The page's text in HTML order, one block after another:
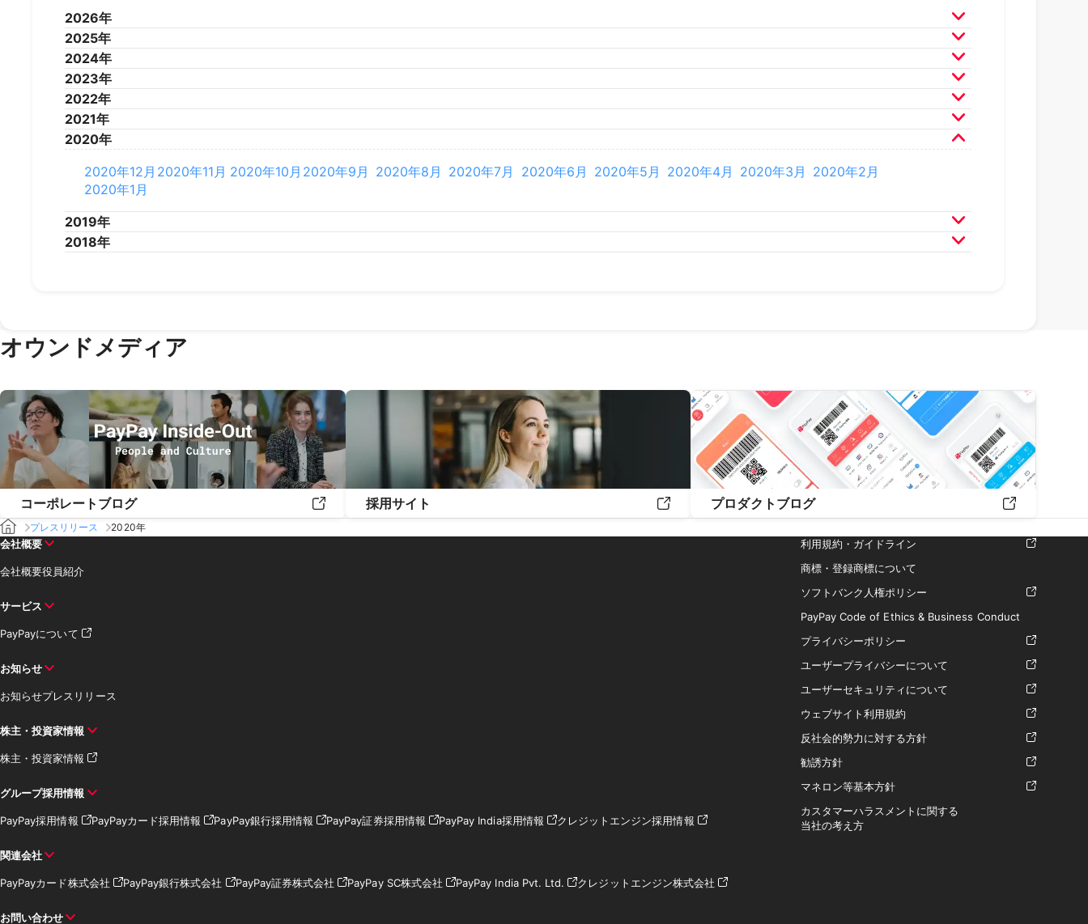
2026年
2026年7月 2026年6月 2026年5月 2026年4月 2026年3月 2026年2月
2025年
2025年12月2025年11月2025年10月2025年9月 2025年8月 2025年7月 2025年6月 2025年5月 2025年4月 2025年3月 2025年2月
2025年1月
2024年
2024年12月2024年11月2024年10月2024年9月 2024年8月 2024年7月 2024年6月 2024年5月 2024年4月 2024年3月 2024年2月
2024年1月
2023年
2023年12月2023年11月2023年10月2023年9月 2023年8月 2023年7月 2023年6月 2023年5月 2023年4月 2023年3月 2023年2月
2023年1月
2022年
2022年12月2022年11月2022年10月2022年9月 2022年8月 2022年7月 2022年6月 2022年5月 2022年4月 2022年3月 2022年2月
2022年1月
2021年
2021年12月 2021年11月 2021年10月 2021年9月 2021年8月 2021年7月 2021年6月 2021年5月 2021年4月 2021年3月
2021年2月
2021年1月
2020年
2020年12月 2020年11月 2020年10月 2020年9月 2020年8月 2020年7月 2020年6月 2020年5月 2020年4月 2020年3月 2020年2月
2020年1月
2019年
2019年12月2019年11月 2019年10月2019年9月 2019年8月 2019年7月 2019年6月 2019年5月 2019年4月 2019年3月 2019年2月
2018年
オウンドメディア
コーポレートブログ 採用サイト プロダクトブログ
プレスリリース 2020年
会社概要
会社概要役員紹介
サービス
PayPayについて
お知らせ
お知らせプレスリリース
株主・投資家情報
株主・投資家情報
グループ採用情報
PayPay採用情報 PayPayカード採用情報 PayPay銀行採用情報 PayPay証券採用情報 PayPay India採用情報 クレジットエンジン採用情報
関連会社
PayPayカード株式会社 PayPay銀行株式会社 PayPay証券株式会社 PayPay SC株式会社 PayPay India Pvt. Ltd. クレジットエンジン株式会社
お問い合わせ
利用規約・ガイドライン
商標・登録商標について
ソフトバンク人権ポリシー
PayPay Code of Ethics & Business Conduct
プライバシーポリシー
ユーザープライバシーについて
ユーザーセキュリティについて
ウェブサイト利用規約
反社会的勢力に対する方針
勧誘方針
マネロン等基本方針
カスタマーハラスメントに関する
当社の考え方